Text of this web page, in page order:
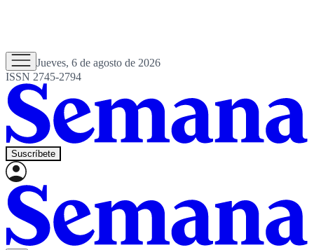
Jueves, 6 de agosto de 2026
ISSN 2745-2794
Suscríbete